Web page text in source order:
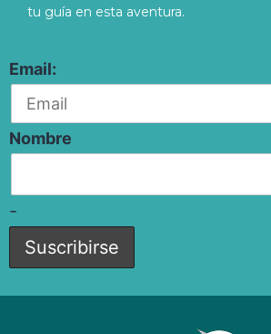
tu guía en esta aventura.
Email:
Nombre
-